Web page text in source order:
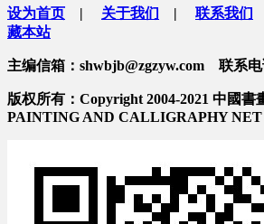
设为首页 | 关于我们 | 联系我们
藏本站
主编信箱：shwbjb@zgzyw.com 联系电
版权所有：Copyright 2004-2021 中國書
PAINTING AND CALLIGRAPHY NET